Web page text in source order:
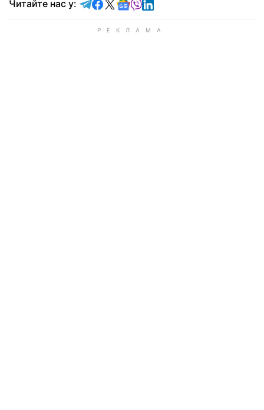
Читайте нас у: Читайте у Telegram
Читайте у Facebook
Читайте у X
Читайте у Google news
Читайте у Viber